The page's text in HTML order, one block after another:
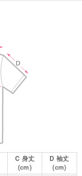
C 身丈
(cm)
D袖丈
(cm)